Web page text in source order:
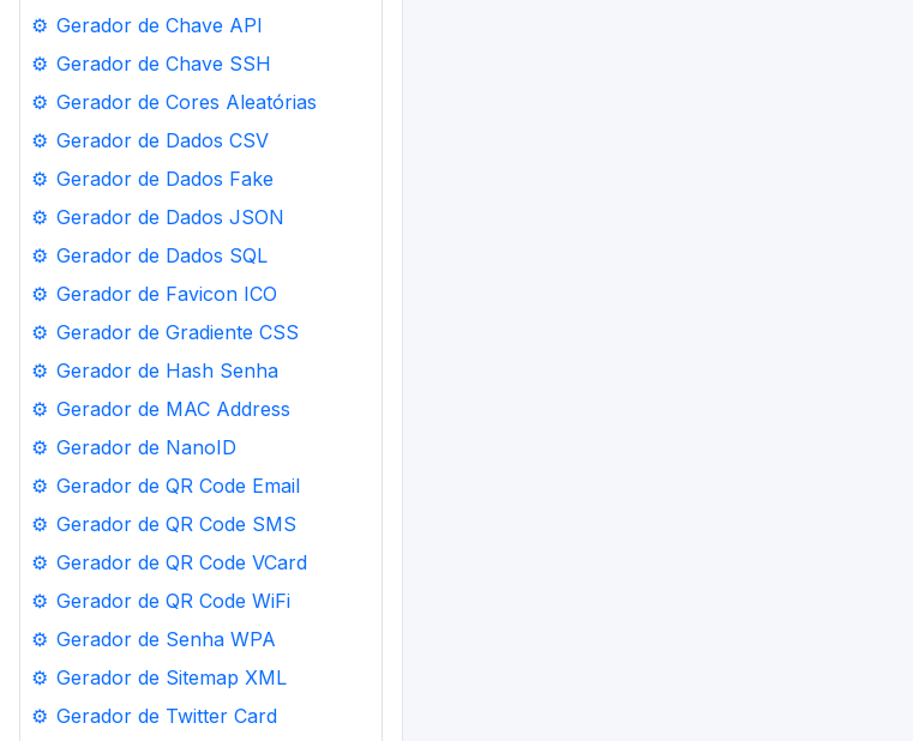
⚙️ Gerador de Chave API
⚙️ Gerador de Chave SSH
⚙️ Gerador de Cores Aleatórias
⚙️ Gerador de Dados CSV
⚙️ Gerador de Dados Fake
⚙️ Gerador de Dados JSON
⚙️ Gerador de Dados SQL
⚙️ Gerador de Favicon ICO
⚙️ Gerador de Gradiente CSS
⚙️ Gerador de Hash Senha
⚙️ Gerador de MAC Address
⚙️ Gerador de NanoID
⚙️ Gerador de QR Code Email
⚙️ Gerador de QR Code SMS
⚙️ Gerador de QR Code VCard
⚙️ Gerador de QR Code WiFi
⚙️ Gerador de Senha WPA
⚙️ Gerador de Sitemap XML
⚙️ Gerador de Twitter Card